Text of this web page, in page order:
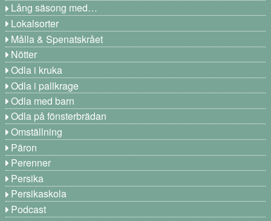
Lång säsong med…
Lokalsorter
Målla & Spenatskrået
Nötter
Odla i kruka
Odla i pallkrage
Odla med barn
Odla på fönsterbrädan
Omställning
Päron
Perenner
Persika
Persikaskola
Podcast